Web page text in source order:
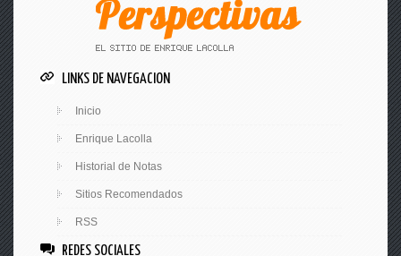
LINKS DE NAVEGACION
Inicio
Enrique Lacolla
Historial de Notas
Sitios Recomendados
RSS
REDES SOCIALES